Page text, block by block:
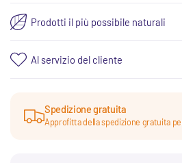
Prodotti il più possibile naturali
Al servizio del cliente
Spedizione gratuita
Approfitta della spedizione gratuita